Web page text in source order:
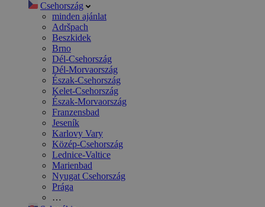
Csehország
minden ajánlat
Adršpach
Beszkidek
Brno
Dél-Csehország
Dél-Morvaország
Észak-Csehország
Kelet-Csehország
Észak-Morvaország
Franzensbad
Jeseník
Karlovy Vary
Közép-Csehország
Lednice-Valtice
Marienbad
Nyugat Csehország
Prága
…